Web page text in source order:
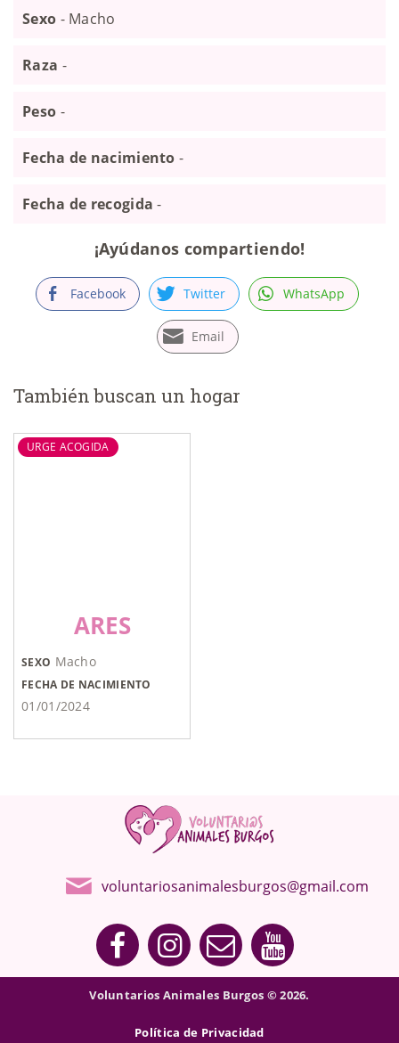
Sexo - Macho
Raza -
Peso -
Fecha de nacimiento -
Fecha de recogida -
¡Ayúdanos compartiendo!
Facebook Twitter WhatsApp
Email
También buscan un hogar
URGE ACOGIDA
ARES
SEXO Macho
FECHA DE NACIMIENTO
01/01/2024
voluntariosanimalesburgos@gmail.com
Voluntarios Animales Burgos © 2026.
Política de Privacidad